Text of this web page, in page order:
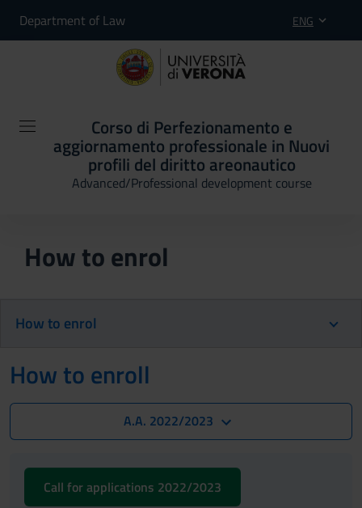
Department of Law ENG
Corso di Perfezionamento e
aggiornamento professionale in Nuovi
profili del diritto areonautico
Advanced/Professional development course
How to enrol
How to enrol
How to enroll
A.A. 2022/2023
Call for applications 2022/2023